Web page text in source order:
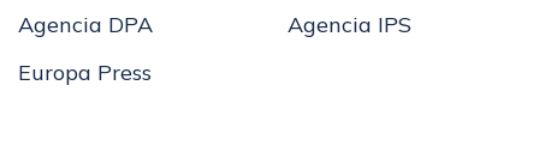
Agencia DPA
Europa Press
Agencia IPS